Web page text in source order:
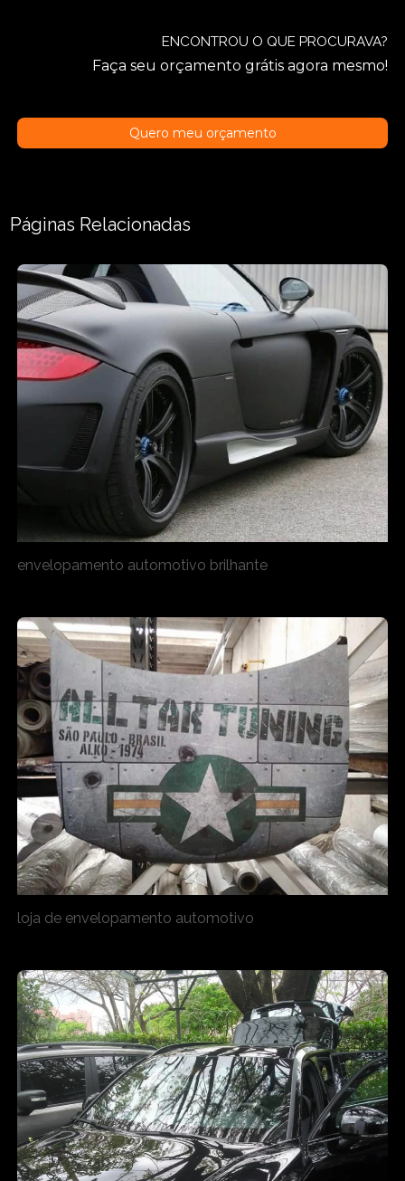
ENCONTROU O QUE PROCURAVA?
Faça seu orçamento grátis agora mesmo!
Quero meu orçamento
Páginas Relacionadas
envelopamento automotivo brilhante
loja de envelopamento automotivo